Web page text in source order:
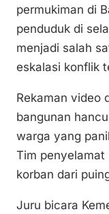
permukiman di
penduduk di
menjadi salah
eskalasi konflik
Rekaman video
bangunan
warga yang
Tim penyelamat
korban dari
Juru bicara